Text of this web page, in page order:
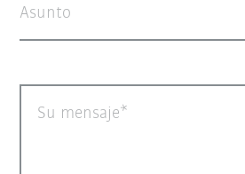
Asunto
Su mensaje